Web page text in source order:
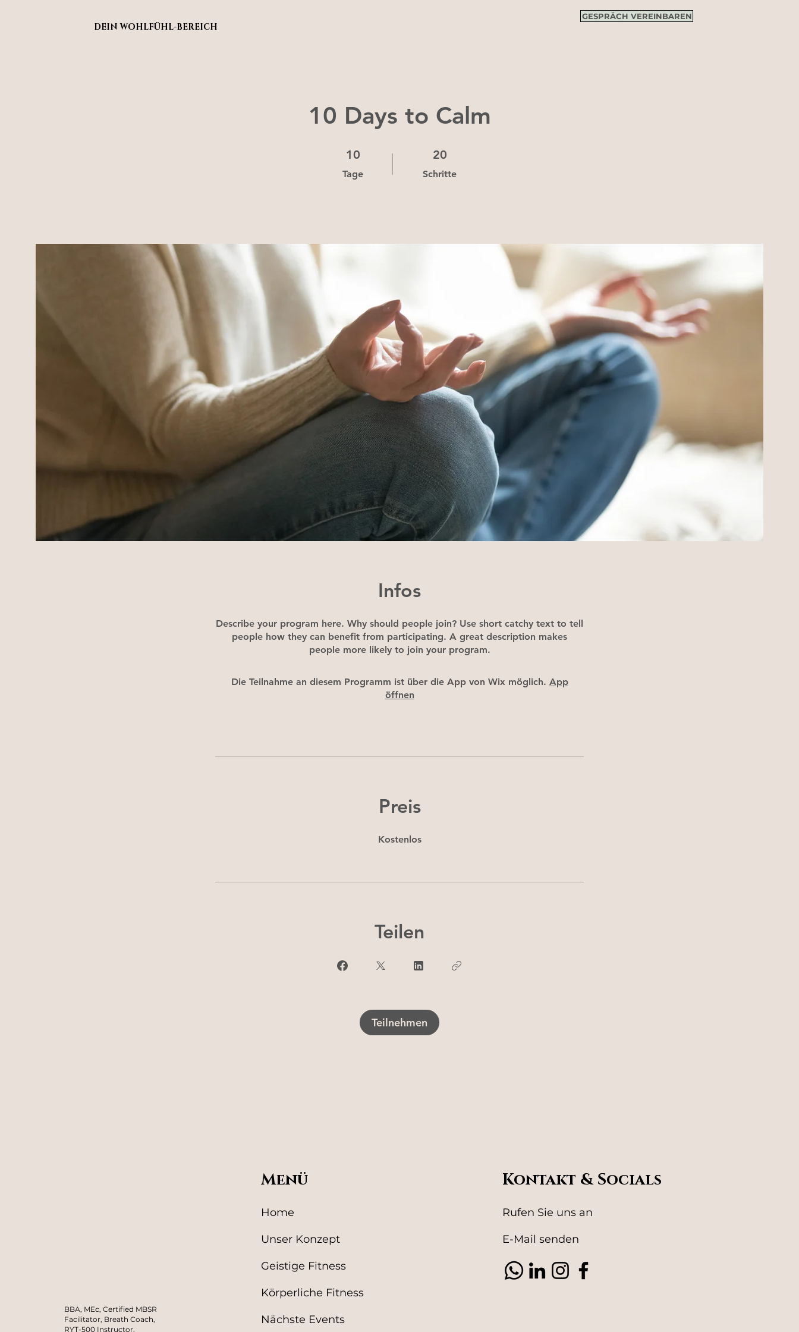
DEIN WOHLFÜHL-BEREICH
GESPRÄCH VEREINBAREN
10 Days to Calm
10
Tage
10 Tage 20
Schritte
20 Schritte
Infos
Describe your program here. Why should people join? Use short catchy text to tell
people how they can benefit from participating. A great description makes
people more likely to join your program.
Die Teilnahme an diesem Programm ist über die App von Wix möglich. App
öffnen
Preis
Kostenlos
Teilen
Teilnehmen
BBA, MEc, Certified MBSR
Facilitator, Breath Coach,
RYT-500 Instructor,
Menü
Home
Unser Konzept
Geistige Fitness
Körperliche Fitness
Nächste Events
Kontakt & Socials
Rufen Sie uns an
E-Mail senden